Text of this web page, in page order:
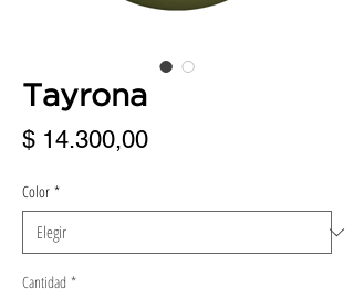
Tayrona
$ 14.300,00Precio
Color *
Cantidad *